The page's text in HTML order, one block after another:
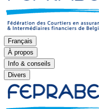
Français
À propos
Info & conseils
Divers